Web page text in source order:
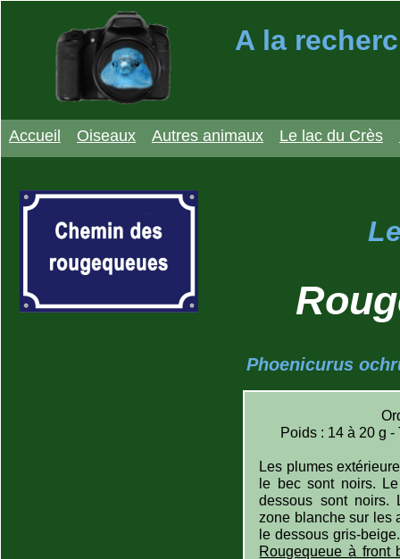
A la
Accueil Oiseaux Autres animaux Le lac du Crès
Phoenicurus
Poids : 14 à 20 g -
Les plumes
le bec sont noirs.
dessous sont noirs.
zone blanche sur les
le dessous gris-
Rougequeue à front